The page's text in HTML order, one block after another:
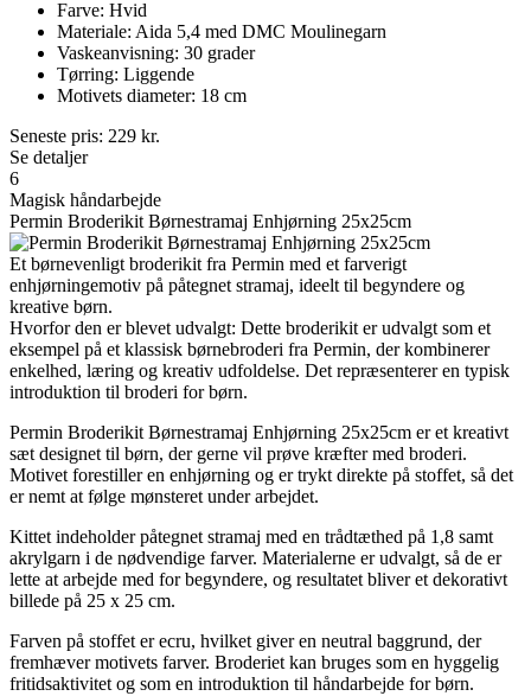
Farve: Hvid
Materiale: Aida 5,4 med DMC Moulinegarn
Vaskeanvisning: 30 grader
Tørring: Liggende
Motivets diameter: 18 cm
Seneste pris: 229 kr.
Se detaljer
6
Magisk håndarbejde
Permin Broderikit Børnestramaj Enhjørning 25x25cm
Et børnevenligt broderikit fra Permin med et farverigt
enhjørningemotiv på påtegnet stramaj, ideelt til begyndere og
kreative børn.
Hvorfor den er blevet udvalgt: Dette broderikit er udvalgt som et
eksempel på et klassisk børnebroderi fra Permin, der kombinerer
enkelhed, læring og kreativ udfoldelse. Det repræsenterer en typisk
introduktion til broderi for børn.
Permin Broderikit Børnestramaj Enhjørning 25x25cm er et kreativt
sæt designet til børn, der gerne vil prøve kræfter med broderi.
Motivet forestiller en enhjørning og er trykt direkte på stoffet, så det
er nemt at følge mønsteret under arbejdet.
Kittet indeholder påtegnet stramaj med en trådtæthed på 1,8 samt
akrylgarn i de nødvendige farver. Materialerne er udvalgt, så de er
lette at arbejde med for begyndere, og resultatet bliver et dekorativt
billede på 25 x 25 cm.
Farven på stoffet er ecru, hvilket giver en neutral baggrund, der
fremhæver motivets farver. Broderiet kan bruges som en hyggelig
fritidsaktivitet og som en introduktion til håndarbejde for børn.